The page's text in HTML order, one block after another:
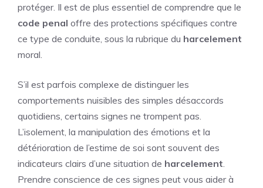
protéger. Il est de plus essentiel de comprendre que le
code penal offre des protections spécifiques contre
ce type de conduite, sous la rubrique du harcelement
moral.
S’il est parfois complexe de distinguer les
comportements nuisibles des simples désaccords
quotidiens, certains signes ne trompent pas.
L’isolement, la manipulation des émotions et la
détérioration de l’estime de soi sont souvent des
indicateurs clairs d’une situation de harcelement
Prendre conscience de ces signes peut vous aider à